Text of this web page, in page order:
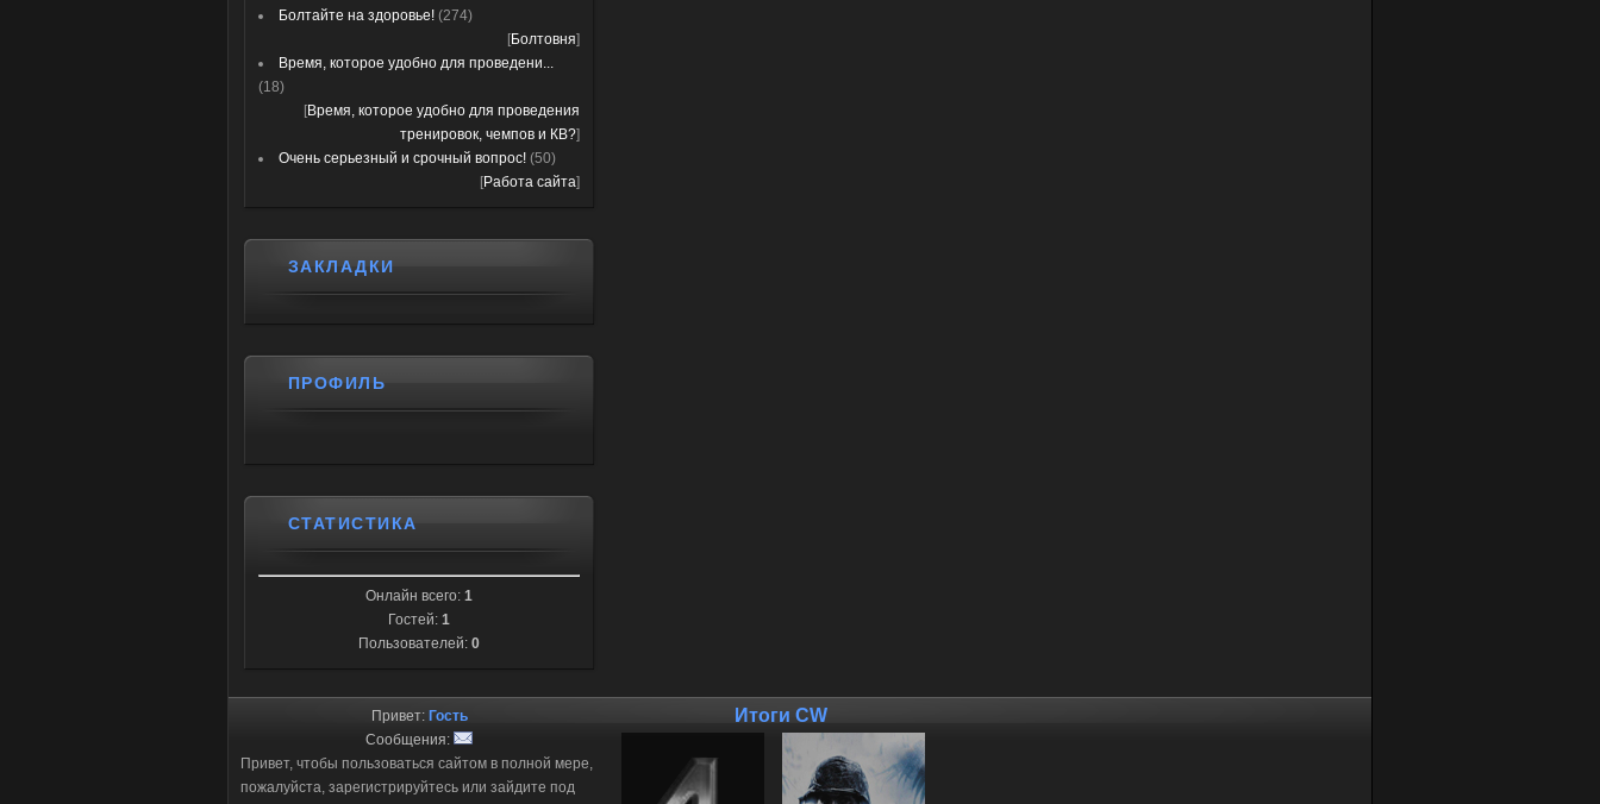
Болтайте на здоровье! (274)
[Болтовня]
Время, которое удобно для проведени...
(18)
[Время, которое удобно для проведения
тренировок, чемпов и КВ?]
Очень серьезный и срочный вопрос! (50)
[Работа сайта]
ЗАКЛАДКИ
ПРОФИЛЬ
СТАТИСТИКА
Онлайн всего: 1
Гостей: 1
Пользователей: 0
Привет: Гость
Сообщения:
Привет, чтобы пользоваться сайтом в полной мере,
пожалуйста, зарегистрируйтесь или зайдите под
Итоги CW